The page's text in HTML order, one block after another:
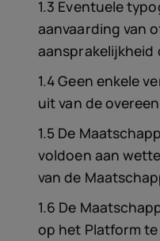
1.3 Eventuele
aanvaarding van
aansprakelijkheid
1.4 Geen enkele
uit van de
1.5 De
voldoen aan
van de
1.6 De
op het Platform